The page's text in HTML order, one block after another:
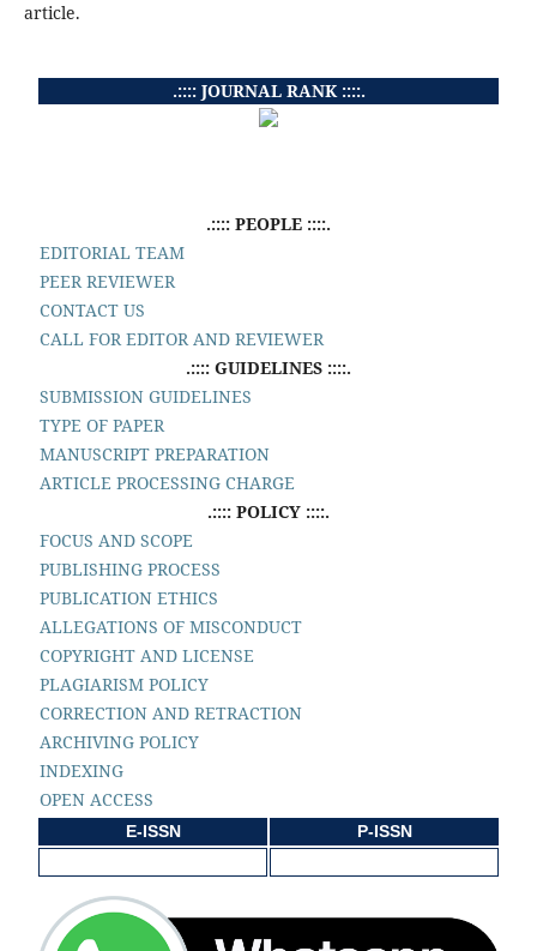
article.
.:::: JOURNAL RANK ::::.
.:::: PEOPLE ::::.
EDITORIAL TEAM
PEER REVIEWER
CONTACT US
CALL FOR EDITOR AND REVIEWER
.:::: GUIDELINES ::::.
SUBMISSION GUIDELINES
TYPE OF PAPER
MANUSCRIPT PREPARATION
ARTICLE PROCESSING CHARGE
.:::: POLICY ::::.
FOCUS AND SCOPE
PUBLISHING PROCESS
PUBLICATION ETHICS
ALLEGATIONS OF MISCONDUCT
COPYRIGHT AND LICENSE
PLAGIARISM POLICY
CORRECTION AND RETRACTION
ARCHIVING POLICY
INDEXING
OPEN ACCESS
E-ISSN P-ISSN